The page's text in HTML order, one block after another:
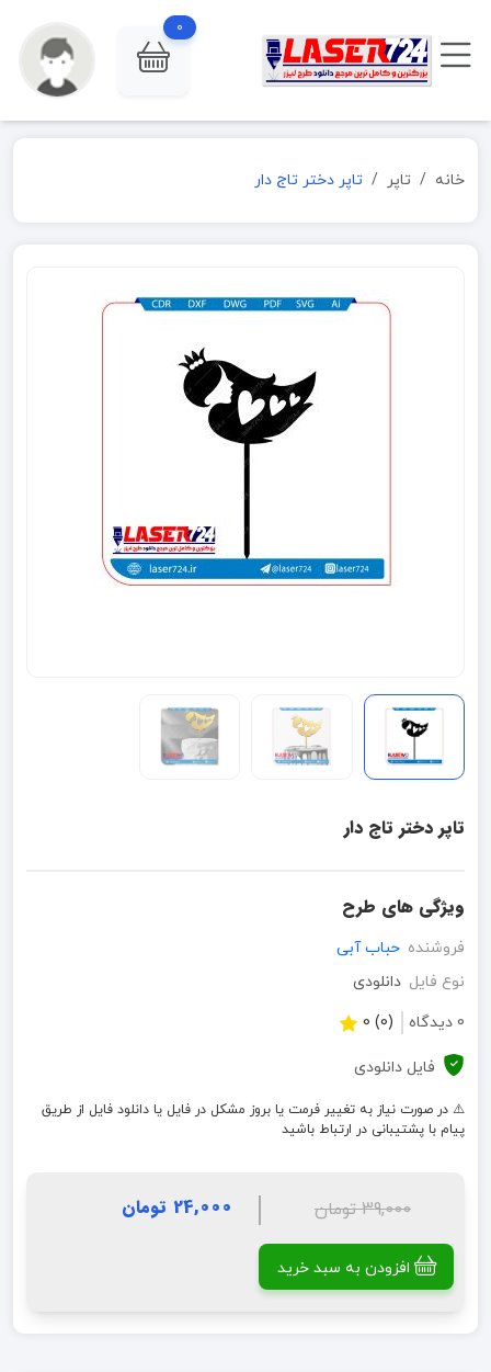
0
خانه تاپر تاپر دختر تاج دار
تاپر دختر تاج دار
ویژگی های طرح
فروشنده حباب آبی
نوع فایل دانلودی
0 دیدگاه
(0) 0
فایل دانلودی
⚠️ در صورت نیاز به تغییر فرمت یا بروز مشکل در فایل یا دانلود فایل از طریق
پیام با پشتیبانی در ارتباط باشید
39,000 تومان 24,000 تومان
افزودن به سبد خرید